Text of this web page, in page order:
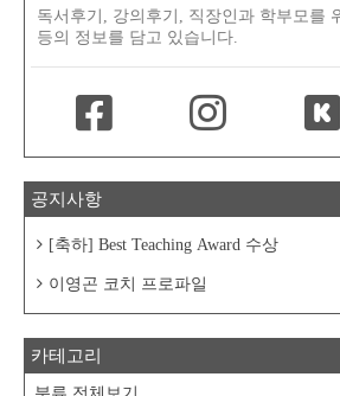
독서후기, 강의후기, 직장인과 학부모를
등의 정보를 담고 있습니다.
공지사항
[축하] Best Teaching Award 수상
이영곤 코치 프로파일
카테고리